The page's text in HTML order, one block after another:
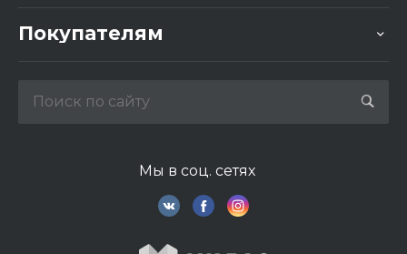
Покупателям
Мы в соц. сетях